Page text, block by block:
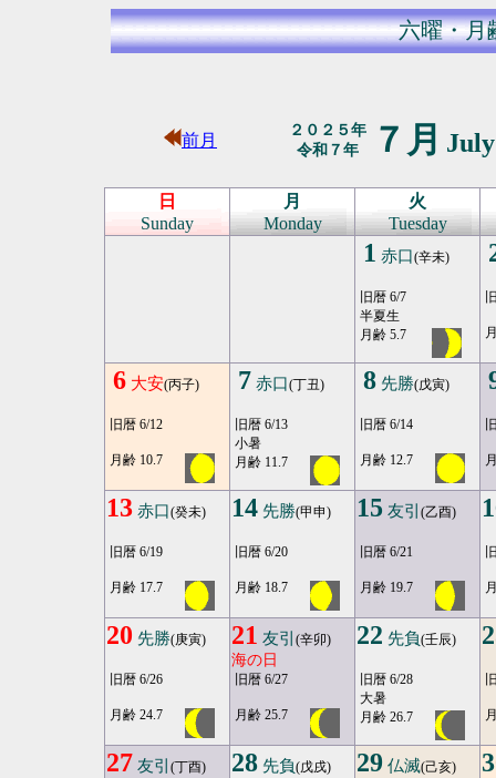
六曜・月
前月
２０２５年
令和７年
７月
日
Sunday
月
Monday
火
Tuesday
1 赤口(辛未)
旧暦 6/7
半夏生
月齢 5.7
6 大安(丙子)
旧暦 6/12
月齢 10.7
7 赤口(丁丑)
旧暦 6/13
小暑
月齢 11.7
8 先勝(戊寅)
旧暦 6/14
月齢 12.7
13 赤口(癸未)
旧暦 6/19
月齢 17.7
14 先勝(甲申)
旧暦 6/20
月齢 18.7
15 友引 (乙酉)
旧暦 6/21
月齢 19.7
20 先勝(庚寅)
旧暦 6/26
月齢 24.7
21 友引 (辛卯)
海の日
旧暦 6/27
月齢 25.7
22 先負(壬辰)
旧暦 6/28
大暑
月齢 26.7
27 友引 (丁酉) 28 先負(戊戌) 29 仏滅(己亥)